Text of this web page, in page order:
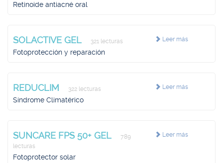
Retinoide antiacné oral
Leer más
SOLACTIVE GEL 321 lecturas
Fotoprotección y reparación
Leer más
REDUCLIM 322 lecturas
Síndrome Climatérico
Leer más
SUNCARE FPS 50+ GEL
789
lecturas
Fotoprotector solar